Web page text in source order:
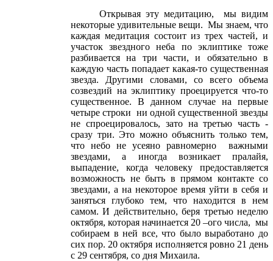
Открывая эту медитацию, мы видим
некоторые удивительные вещи. Мы знаем, что
каждая медитация состоит из трех частей, и
участок звездного неба по эклиптике тоже
разбивается на три части, и обязательно в
каждую часть попадает какая-то существенная
звезда. Другими словами, со всего объема
созвездий на эклиптику проецируется что-то
существенное. В данном случае на первые
четыре строки ни одной существенной звезды
не спроецировалось, зато на третью часть -
сразу три. Это можно объяснить только тем,
что небо не усеяно равномерно важными
звездами, а иногда возникает пралайя,
выпадение, когда человеку предоставляется
возможность не быть в прямом контакте со
звездами, а на некоторое время уйти в себя и
заняться глубоко тем, что находится в нем
самом. И действительно, беря третью неделю
октября, которая начинается 20 –ого числа, мы
собираем в ней все, что было выработано до
сих пор. 20 октября исполняется ровно 21 день
с 29 сентября, со дня Михаила.